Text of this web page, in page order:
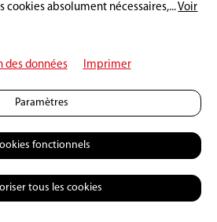
cookies absolument nécessaires,...Voir
des données Imprimer
Paramètres
fonctionnels
tous les cookies